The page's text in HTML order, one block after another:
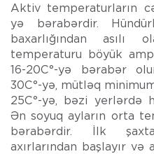
Aktiv temperaturların
yə bərabərdir.
baxarlığından
temperaturu böyük
16-20C°-yə bərabər
30C°-yə, mütləq
25C°-yə, bəzi yerlərdə
Ən soyuq ayların orta
bərabərdir. İlk
axırlarından başlayır və